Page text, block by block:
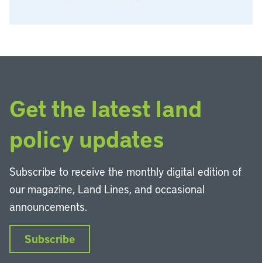
Get the latest land
policy updates
Subscribe to receive the monthly digital edition of
our magazine, Land Lines, and occasional
announcements.
Subscribe